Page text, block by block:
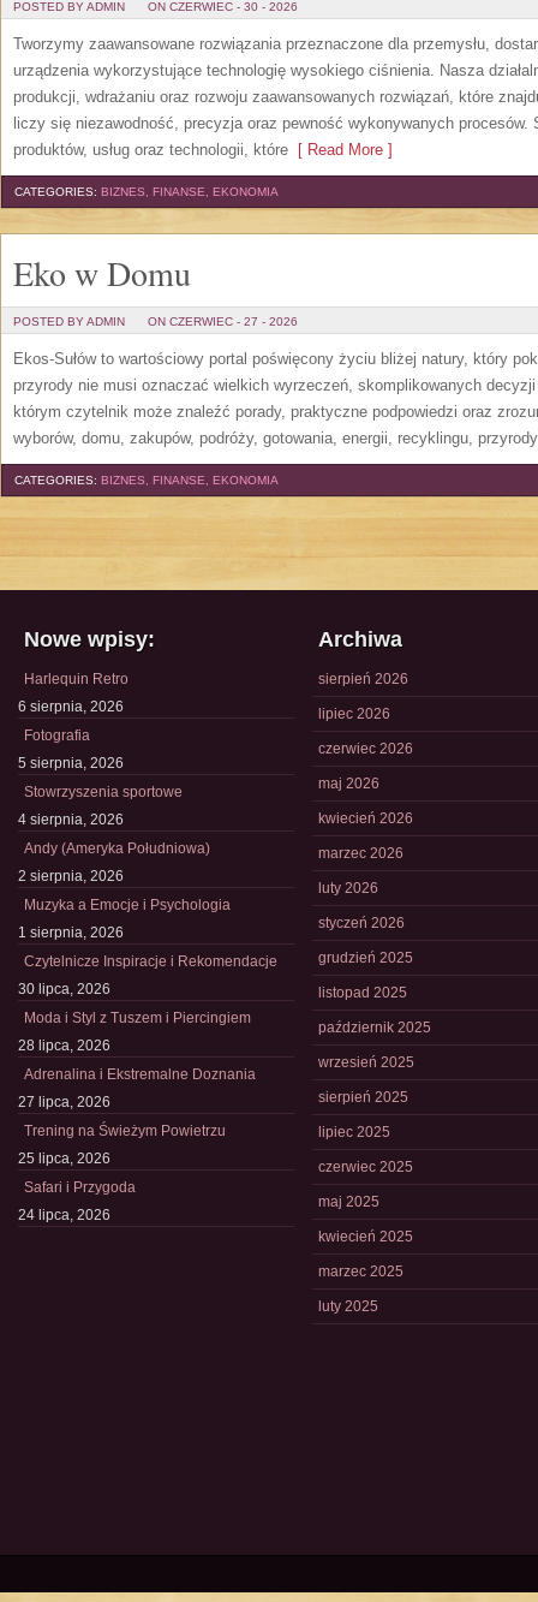
POSTED BY ADMIN ON CZERWIEC - 30 - 2026
Tworzymy zaawansowane rozwiązania przeznaczone dla przemysłu,
urządzenia wykorzystujące technologię wysokiego ciśnienia. Nasza
produkcji, wdrażaniu oraz rozwoju zaawansowanych rozwiązań, które
liczy się niezawodność, precyzja oraz pewność wykonywanych procesów.
produktów, usług oraz technologii, które [ Read More ]
CATEGORIES: BIZNES, FINANSE, EKONOMIA
Eko w Domu
POSTED BY ADMIN ON CZERWIEC - 27 - 2026
Ekos-Sułów to wartościowy portal poświęcony życiu bliżej natury, który
przyrody nie musi oznaczać wielkich wyrzeczeń, skomplikowanych
którym czytelnik może znaleźć porady, praktyczne podpowiedzi oraz
wyborów, domu, zakupów, podróży, gotowania, energii, recyklingu,
CATEGORIES: BIZNES, FINANSE, EKONOMIA
Nowe wpisy:
Harlequin Retro
6 sierpnia, 2026
Fotografia
5 sierpnia, 2026
Stowrzyszenia sportowe
4 sierpnia, 2026
Andy (Ameryka Południowa)
2 sierpnia, 2026
Muzyka a Emocje i Psychologia
1 sierpnia, 2026
Czytelnicze Inspiracje i Rekomendacje
30 lipca, 2026
Moda i Styl z Tuszem i Piercingiem
28 lipca, 2026
Adrenalina i Ekstremalne Doznania
27 lipca, 2026
Trening na Świeżym Powietrzu
25 lipca, 2026
Safari i Przygoda
24 lipca, 2026
Archiwa
sierpień 2026
lipiec 2026
czerwiec 2026
maj 2026
kwiecień 2026
marzec 2026
luty 2026
styczeń 2026
grudzień 2025
listopad 2025
październik 2025
wrzesień 2025
sierpień 2025
lipiec 2025
czerwiec 2025
maj 2025
kwiecień 2025
marzec 2025
luty 2025